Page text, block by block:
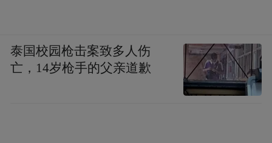
泰国校园枪击案致多人伤
亡，14岁枪手的父亲道歉